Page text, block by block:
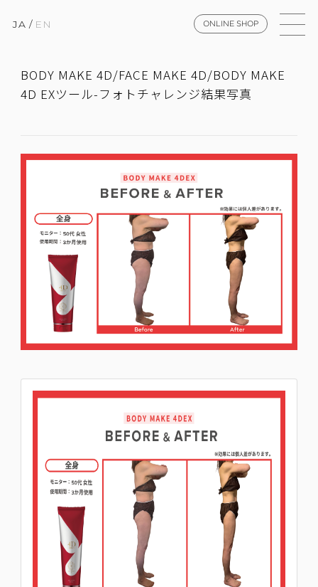
JA / EN ONLINE SHOP
BODY MAKE 4D/FACE MAKE 4D/BODY MAKE
4D EXツール-フォトチャレンジ結果写真